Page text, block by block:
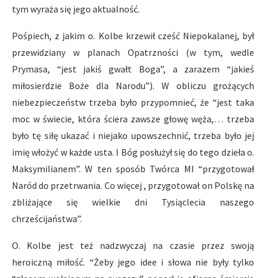
tym wyraża się jego aktualność.
Pośpiech, z jakim o. Kolbe krzewił cześć Niepokalanej, był
przewidziany w planach Opatrzności (w tym, wedle
Prymasa, “jest jakiś gwałt Boga”, a zarazem “jakieś
miłosierdzie Boże dla Narodu”). W obliczu grożących
niebezpieczeństw trzeba było przypomnieć, że “jest taka
moc w świecie, która ściera zawsze głowę węża,… trzeba
było tę siłę ukazać i niejako upowszechnić, trzeba było jej
imię włożyć w każde usta. I Bóg posłużył się do tego dzieła o.
Maksymilianem”. W ten sposób Twórca MI “przygotował
Naród do przetrwania. Co więcej , przygotował on Polskę na
zbliżające się wielkie dni Tysiąclecia naszego
chrześcijaństwa”.
O. Kolbe jest też nadzwyczaj na czasie przez swoją
heroiczną miłość. “Żeby jego idee i słowa nie były tylko